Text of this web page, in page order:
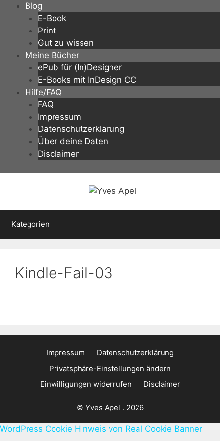
Zum
springen
Blog
E-Book
Print
Gut zu wissen
Meine Bücher
ePub für (In)Designer
E-Books mit InDesign CC
Hilfe/FAQ
FAQ
Impressum
Datenschutzerklärung
Über deine Daten
Disclaimer
Kategorien
Kindle-Fail-03
Impressum
Datenschutzerklärung
Privatsphäre-Einstellungen ändern
Einwilligungen widerrufen
Disclaimer
© Yves Apel . 2026
WordPress Cookie Hinweis von Real Cookie Banner